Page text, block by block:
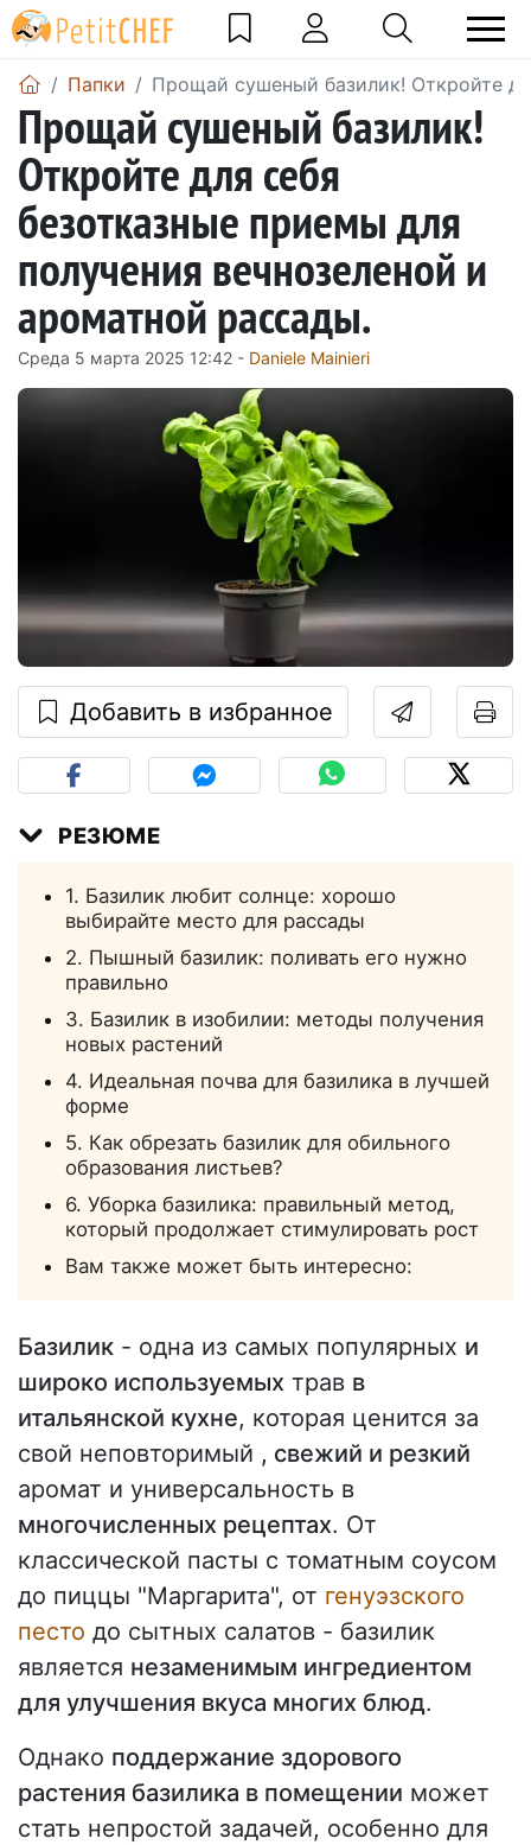
Папки Прощай сушеный базилик! Откройте
Прощай сушеный базилик!
Откройте для себя
безотказные приемы для
получения вечнозеленой и
ароматной рассады.
Среда 5 марта 2025 12:42 - Daniele Mainieri
Добавить в избранное
РЕЗЮМЕ
1. Базилик любит солнце: хорошо
выбирайте место для рассады
2. Пышный базилик: поливать его нужно
правильно
3. Базилик в изобилии: методы получения
новых растений
4. Идеальная почва для базилика в лучшей
форме
5. Как обрезать базилик для обильного
образования листьев?
6. Уборка базилика: правильный метод,
который продолжает стимулировать рост
Вам также может быть интересно:
Базилик - одна из самых популярных и
широко используемых трав в
итальянской кухне, которая ценится за
свой неповторимый , свежий и резкий
аромат и универсальность в
многочисленных рецептах. От
классической пасты с томатным соусом
до пиццы "Маргарита", от генуэзского
песто до сытных салатов - базилик
является незаменимым ингредиентом
для улучшения вкуса многих блюд.
Однако поддержание здорового
растения базилика в помещении может
стать непростой задачей, особенно для